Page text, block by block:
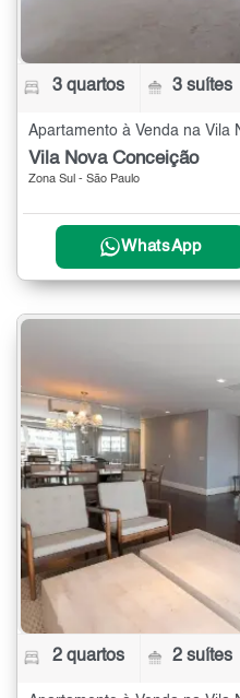
3 quartos 3 suítes
Vila Nova Conceição
Zona Sul - São Paulo
WhatsApp
2 quartos 2 suítes